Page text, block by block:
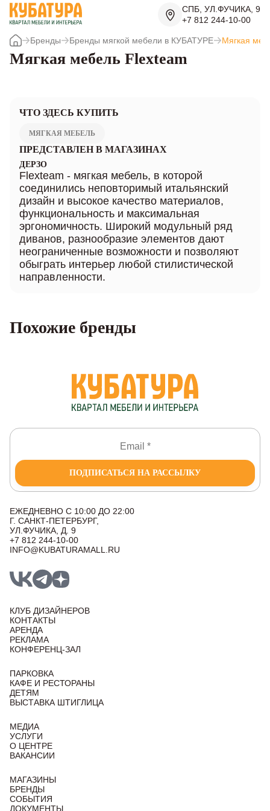
СПБ, УЛ.ФУЧИКА, 9
+7 812 244-10-00
Бренды Бренды мягкой мебели в КУБАТУРЕ Мягкая
Мягкая мебель Flexteam
ЧТО ЗДЕСЬ КУПИТЬ
МЯГКАЯ МЕБЕЛЬ
ПРЕДСТАВЛЕН В МАГАЗИНАХ
ДЕРЗО
Flexteam - мягкая мебель, в которой
соединились неповторимый итальянский
дизайн и высокое качество материалов,
функциональность и максимальная
эргономичность. Широкий модульный ряд
диванов, разнообразие элементов дают
неограниченные возможности и позволяют
обыграть интерьер любой стилистической
направленности.
Похожие бренды
ПОДПИСАТЬСЯ НА РАССЫЛКУ
ЕЖЕДНЕВНО С 10:00 ДО 22:00
Г. САНКТ-ПЕТЕРБУРГ,
УЛ.ФУЧИКА, Д. 9
+7 812 244-10-00
INFO@KUBATURAMALL.RU
КЛУБ ДИЗАЙНЕРОВ
КОНТАКТЫ
АРЕНДА
РЕКЛАМА
КОНФЕРЕНЦ-ЗАЛ
ПАРКОВКА
КАФЕ И РЕСТОРАНЫ
ДЕТЯМ
ВЫСТАВКА ШТИГЛИЦА
МЕДИА
УСЛУГИ
О ЦЕНТРЕ
ВАКАНСИИ
МАГАЗИНЫ
БРЕНДЫ
СОБЫТИЯ
ДОКУМЕНТЫ